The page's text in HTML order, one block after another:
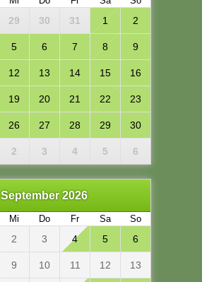
29 30 31 1 2
5 6 7 8 9
12 13 14 15 16
19 20 21 22 23
26 27 28 29 30
2 3 4 5 6
September 2026
Mi Do Fr Sa So
2 3 4 5 6
9 10 11 12 13